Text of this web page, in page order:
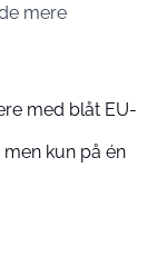
mere
med blåt EU-
kun på én